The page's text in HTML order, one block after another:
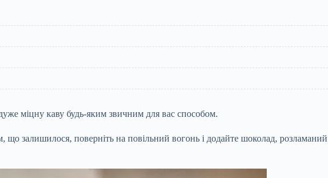
міцну каву будь-яким звичним для вас способом.
що залишилося, поверніть на повільний вогонь і додайте шоколад, розламаний